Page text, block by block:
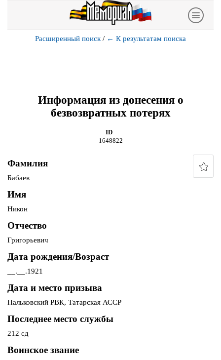
Расширенный поиск / ← К результатам поиска
Информация из донесения о
безвозвратных потерях
ID
1648822
Фамилия
Бабаев
Имя
Никон
Отчество
Григорьевич
Дата рождения/Возраст
__.__.1921
Дата и место призыва
Пальковский РВК, Татарская АССР
Последнее место службы
212 сд
Воинское звание